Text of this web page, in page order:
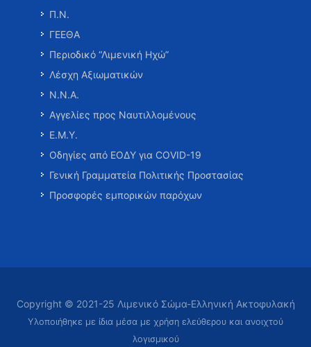
Π.Ν.
ΓΕΕΘΑ
Περιοδικό “Λιμενική Ηχώ”
Λέσχη Αξιωματικών
Ν.Ν.Α.
Αγγελίες προς Ναυτιλλομένους
Ε.Μ.Υ.
Οδηγίες από ΕΟΔΥ για COVID-19
Γενική Γραμματεία Πολιτικής Προστασίας
Προσφορές εμπορικών παρόχων
Copyright © 2021-25 Λιμενικό Σώμα-Ελληνική Ακτοφυλακή
Υλοποιήθηκε με ίδια μέσα με χρήση ελεύθερου και ανοιχτού
λογισμικού